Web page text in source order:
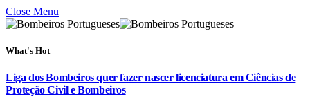
Close Menu
What's Hot
Liga dos Bombeiros quer fazer nascer licenciatura em Ciências de
Proteção Civil e Bombeiros